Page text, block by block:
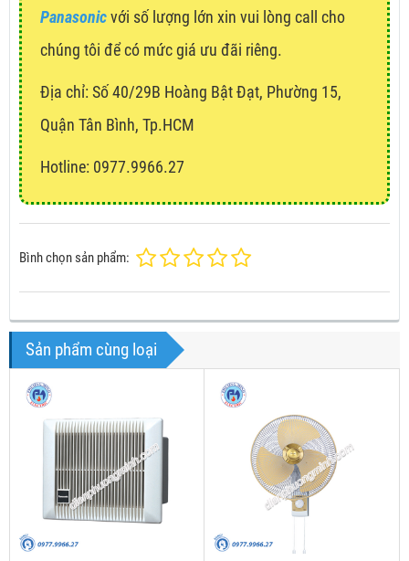
Panasonicvới số lượng lớn xin vui lòng call cho
chúng tôi để có mức giá ưu đãi riêng.
Địa chỉ: Số 40/29B Hoàng Bật Đạt, Phường 15,
Quận Tân Bình, Tp.HCM
Hotline: 0977.9966.27
Bình chọn sản phẩm:
Sản phẩm cùng loại